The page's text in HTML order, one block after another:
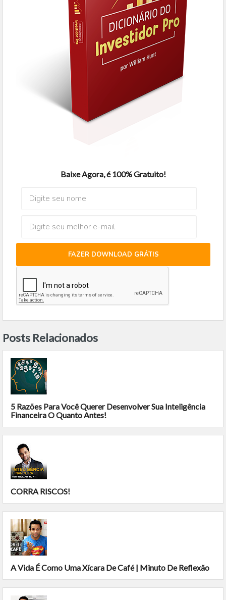
Baixe Agora, é 100% Gratuito!
FAZER DOWNLOAD GRÁTIS
Posts Relacionados
5 Razões Para Você Querer Desenvolver Sua Inteligência
Financeira O Quanto Antes!
CORRA RISCOS!
A Vida É Como Uma Xícara De Café | Minuto De Reflexão